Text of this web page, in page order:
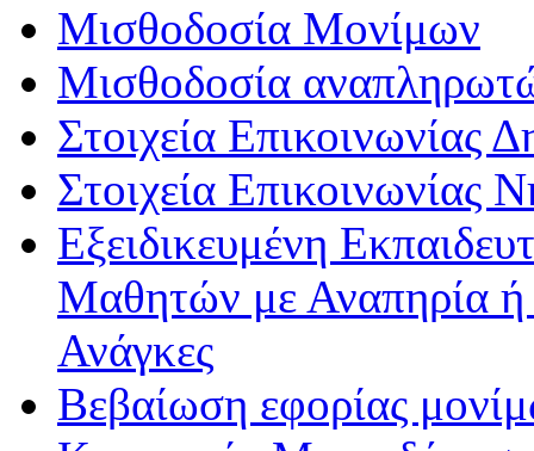
Μισθοδοσία Μονίμων
Μισθοδοσία
Στοιχεία Επικοινωνίας
Στοιχεία Επικοινωνίας
Εξειδικευμένη
Μαθητών με Αναπηρία ή /
Ανάγκες
Βεβαίωση εφορίας